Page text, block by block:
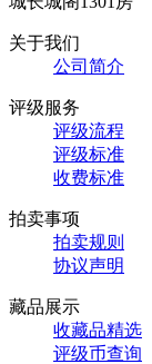
关于我们
公司简介
评级服务
评级流程
评级标准
收费标准
拍卖事项
拍卖规则
协议声明
藏品展示
收藏品精选
评级币查询